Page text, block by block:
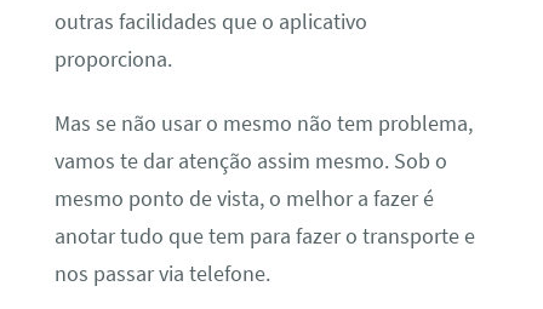
outras facilidades que o aplicativo
proporciona.
Mas se não usar o mesmo não tem problema,
vamos te dar atenção assim mesmo. Sob o
mesmo ponto de vista, o melhor a fazer é
anotar tudo que tem para fazer o transporte e
nos passar via telefone.